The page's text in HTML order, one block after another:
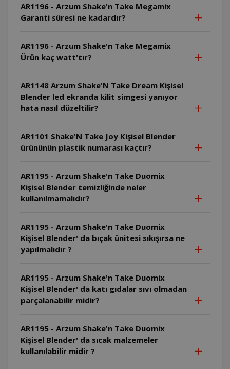
AR1196 - Arzum Shake'n Take Megamix
Garanti süresi ne kadardır?
AR1196 - Arzum Shake'n Take Megamix
Ürün kaç watt'tır?
AR1148 Arzum Shake'N Take Dream Kişisel
Blender led ekranda kilit simgesi yanıyor
hata nasıl düzeltilir?
AR1101 Shake'N Take Joy Kişisel Blender
ürününün plastik numarası kaçtır?
AR1195 - Arzum Shake'n Take Duomix
Kişisel Blender temizliğinde neler
kullanılmamalıdır?
AR1195 - Arzum Shake'n Take Duomix
Kişisel Blender' da bıçak ünitesi sıkışırsa ne
yapılmalıdır ?
AR1195 - Arzum Shake'n Take Duomix
Kişisel Blender' da katı gıdalar sıvı olmadan
parçalanabilir midir?
AR1195 - Arzum Shake'n Take Duomix
Kişisel Blender' da sıcak malzemeler
kullanılabilir midir ?